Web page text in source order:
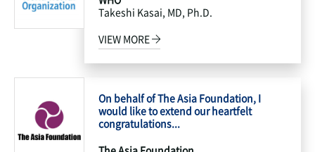
Takeshi Kasai, MD, Ph.D.
VIEW MORE
On behalf of The Asia Foundation, I
would like to extend our heartfelt
congratulations...